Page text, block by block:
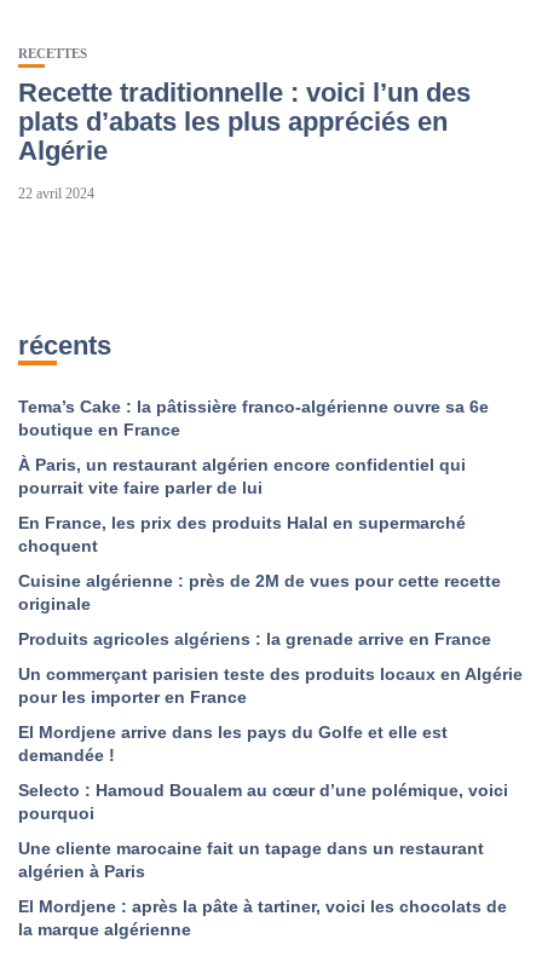
RECETTES
Recette traditionnelle : voici l’un des
plats d’abats les plus appréciés en
Algérie
22 avril 2024
récents
Tema’s Cake : la pâtissière franco-algérienne ouvre sa 6e
boutique en France
À Paris, un restaurant algérien encore confidentiel qui
pourrait vite faire parler de lui
En France, les prix des produits Halal en supermarché
choquent
Cuisine algérienne : près de 2M de vues pour cette recette
originale
Produits agricoles algériens : la grenade arrive en France
Un commerçant parisien teste des produits locaux en Algérie
pour les importer en France
El Mordjene arrive dans les pays du Golfe et elle est
demandée !
Selecto : Hamoud Boualem au cœur d’une polémique, voici
pourquoi
Une cliente marocaine fait un tapage dans un restaurant
algérien à Paris
El Mordjene : après la pâte à tartiner, voici les chocolats de
la marque algérienne